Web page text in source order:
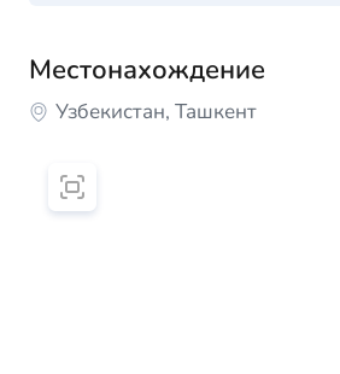
Местонахождение
Узбекистан, Ташкент